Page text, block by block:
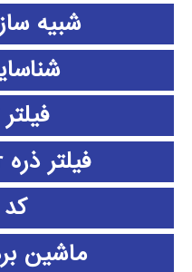
شبیه
فیلتر ذره particle filter
کد SIFT
ماشین